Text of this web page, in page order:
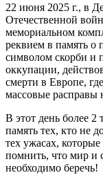
22 июня 2025 г., в
Отечественной
мемориальном
реквием в память о
символом скорби и
оккупации,
смерти в Европе,
массовые расправы
В этот день более 2
память тех, кто не
тех ужасах,
помнить, что мир и
необходимо беречь!